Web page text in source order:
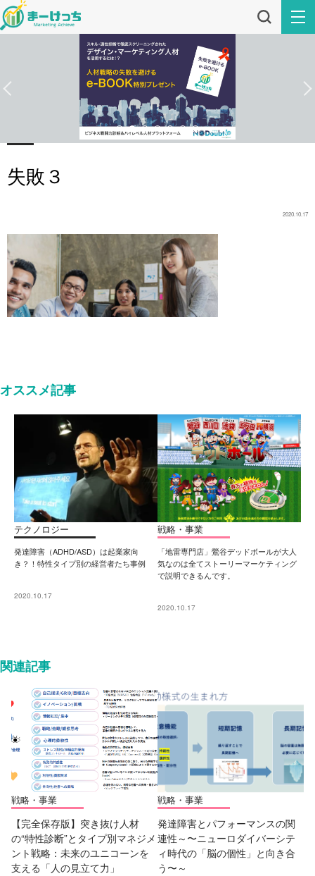
失敗３
2020.10.17
オススメ記事
テクノロジー
発達障害（ADHD/ASD）は起業家向
き？！特性タイプ別の経営者たち事例
2020.10.17
戦略・事業
「地雷専門店」鶯谷デッドボールが大人
気なのは全てストーリーマーケティング
で説明できるんです。
2020.10.17
関連記事
戦略・事業
【完全保存版】突き抜け人材
の“特性診断”とタイプ別マネジメ
ント戦略：未来のユニコーンを
支える「人の見立て力」
戦略・事業
発達障害とパフォーマンスの関
連性～〜ニューロダイバーシテ
ィ時代の「脳の個性」と向き合
う〜～